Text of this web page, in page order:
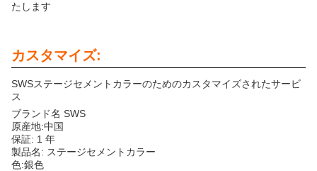
たします
カスタマイズ:
SWSステージセメントカラーのためのカスタマイズされたサービ
ス
ブランド名 SWS
原産地:中国
保証: 1 年
製品名: ステージセメントカラー
色:銀色